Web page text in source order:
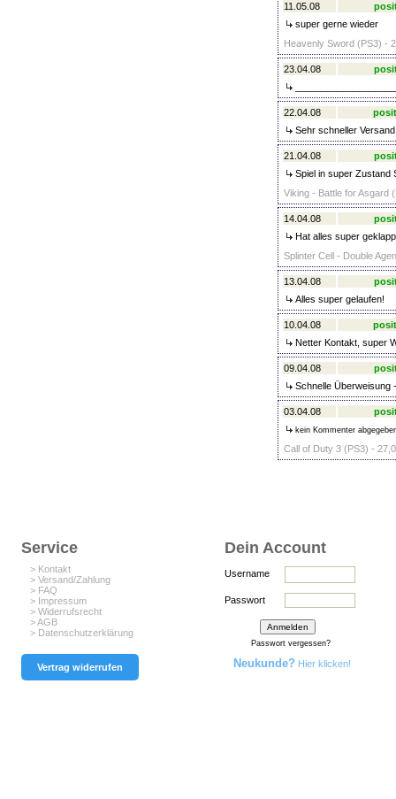
11.05.08
super gerne wieder
Heavenly Sword (PS3) -
23.04.08
22.04.08
Sehr schneller
21.04.08
Spiel in super Zustand
Viking - Battle for Asgard
14.04.08
Hat alles super
Splinter Cell - Double
13.04.08
Alles super gelaufen!
10.04.08
Netter Kontakt, super
09.04.08
Schnelle Überweisung
03.04.08
kein Kommenter
Call of Duty 3 (PS3) -
Service
> Kontakt
> Versand/Zahlung
> FAQ
> Impressum
> Widerrufsrecht
> AGB
> Datenschutzerklärung
Vertrag widerrufen
Dein Account
Username
Passwort
Passwort vergessen?
Neukunde? Hier klicken!